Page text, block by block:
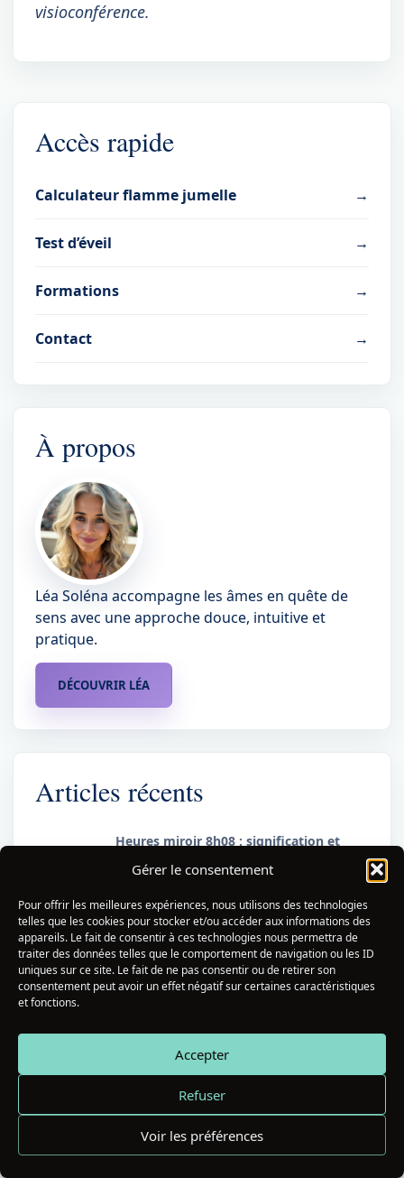
Gérer le consentement
Pour offrir les meilleures expériences, nous utilisons des technologies
telles que les cookies pour stocker et/ou accéder aux informations des
appareils. Le fait de consentir à ces technologies nous permettra de
traiter des données telles que le comportement de navigation ou les ID
uniques sur ce site. Le fait de ne pas consentir ou de retirer son
consentement peut avoir un effet négatif sur certaines caractéristiques
et fonctions.
Accepter
Refuser
Voir les préférences
visioconférence.
Accès rapide
Calculateur flamme jumelle →
Test d’éveil →
Formations →
Contact →
À propos
Léa Soléna accompagne les âmes en quête de
sens avec une approche douce, intuitive et
pratique.
DÉCOUVRIR LÉA
Articles récents
Heures miroir 8h08 : signification et
6 Août 2026
2h02 Signification : Ce Que Cette Heure
Miroir Révèle
6 Août 2026
333 Signification Flamme Jumelle : Le
Heures miroirs 5h55 : signification et